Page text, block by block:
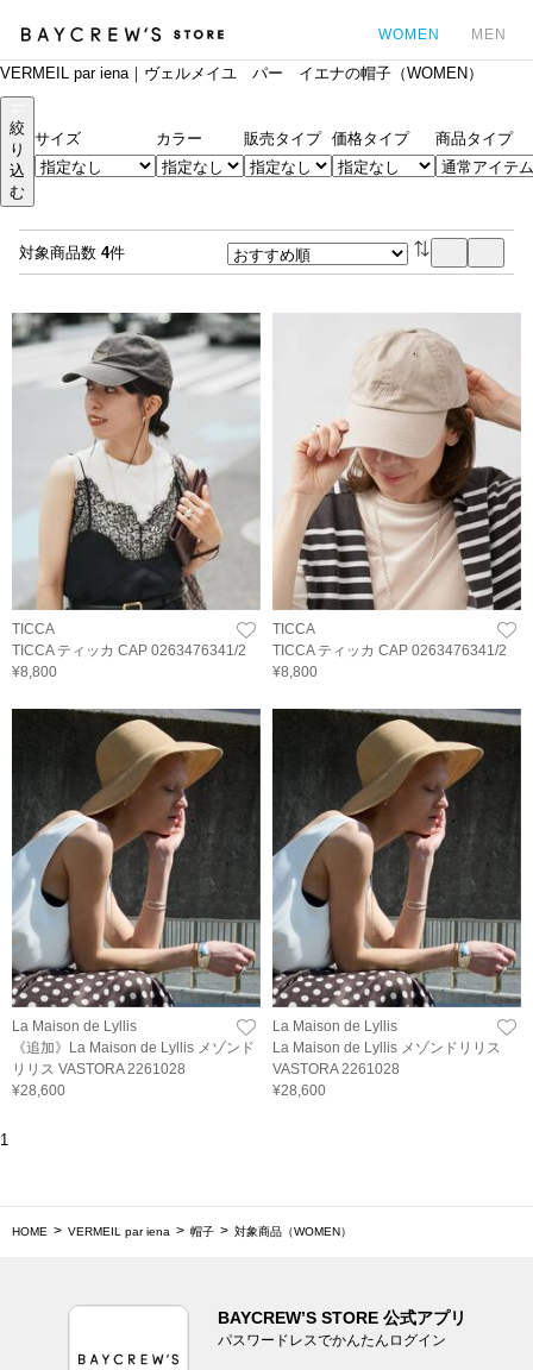
WOMEN MEN
VERMEIL par iena｜ヴェルメイユ パー イエナの帽子（WOMEN）
絞
り
込
む
サイズ カラー 販売タイプ 価格タイプ 商品タイプ
対象商品数 4件
TICCA
TICCA ティッカ CAP 0263476341/2
¥8,800
TICCA
TICCA ティッカ CAP 0263476341/2
¥8,800
La Maison de Lyllis
《追加》La Maison de Lyllis メゾンド
リリス VASTORA 2261028
¥28,600
La Maison de Lyllis
La Maison de Lyllis メゾンドリリス
VASTORA 2261028
¥28,600
1
HOME VERMEIL par iena 帽子 対象商品（WOMEN）
BAYCREW’S STORE 公式アプリ
パスワードレスでかんたんログイン